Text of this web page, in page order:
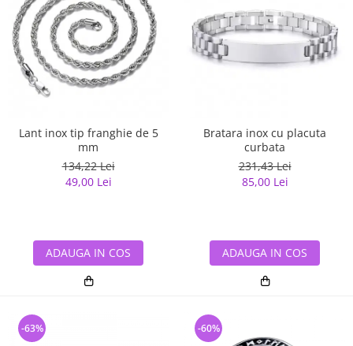
Lant inox tip franghie de 5
mm
134,22 Lei
49,00 Lei
ADAUGA IN COS
Bratara inox cu placuta
curbata
231,43 Lei
85,00 Lei
ADAUGA IN COS
-63% -60%